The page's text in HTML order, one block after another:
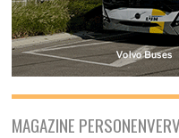
MAGAZINE